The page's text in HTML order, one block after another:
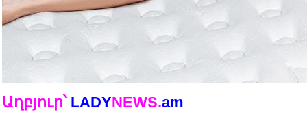
Աղբյուր՝ LADYNEWS.am